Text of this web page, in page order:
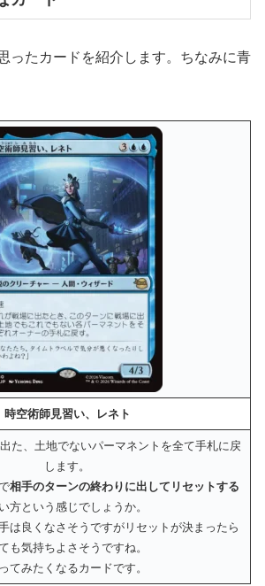
ったカードを紹介します。ちなみに青
時空術師見習い、レネト
た、土地でないパーマネントを全て手札に戻
します。
相手のターンの終わりに出してリセットする
方という感じでしょうか。
は良くなさそうですがリセットが決まったら
も気持ちよさそうですね。
てみたくなるカードです。